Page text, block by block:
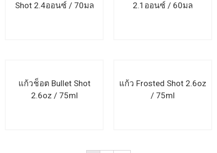
Shot 2.4ออนซ์ / 70มล
2.1ออนซ์ / 60มล
แก้วช็อต Bullet Shot
2.6oz / 75ml
แก้ว Frosted Shot 2.6oz
/ 75ml